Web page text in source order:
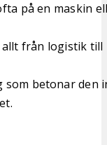
på en maskin
från logistik till
som betonar den